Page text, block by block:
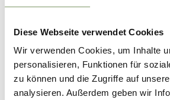
Diese Webseite verwendet Cookies
Wir verwenden Cookies, um Inhalte
personalisieren, Funktionen für
zu können und die Zugriffe auf
analysieren. Außerdem geben wir